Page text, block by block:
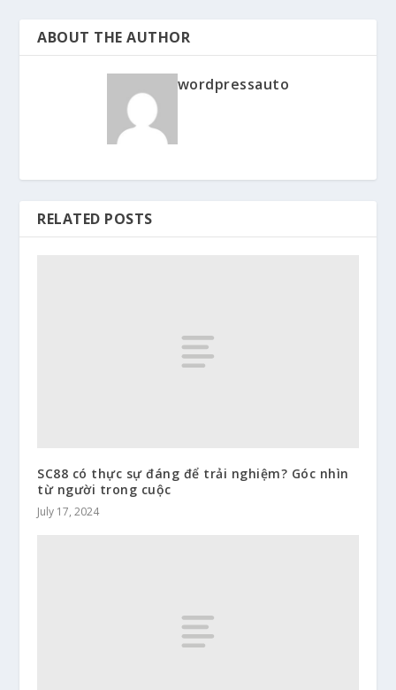
ABOUT THE AUTHOR
wordpressauto
RELATED POSTS
SC88 có thực sự đáng để trải nghiệm? Góc nhìn
từ người trong cuộc
July 17, 2024